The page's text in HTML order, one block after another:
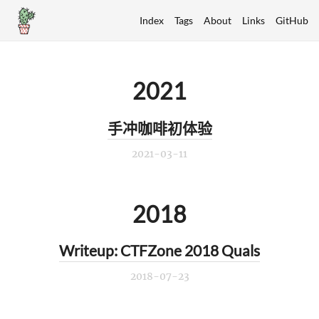
Index Tags About Links GitHub
2021
手冲咖啡初体验
2021-03-11
2018
Writeup: CTFZone 2018 Quals
2018-07-23